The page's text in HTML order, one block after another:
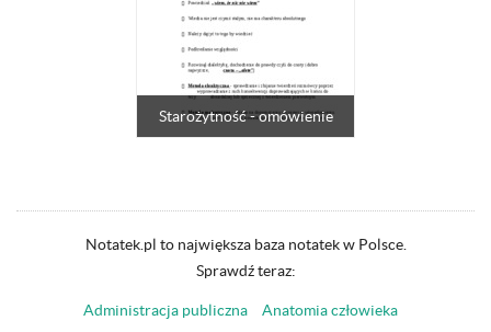
Starożytność - omówienie
Notatek.pl to największa baza notatek w Polsce.
Sprawdź teraz:
Administracja publiczna
Anatomia człowieka